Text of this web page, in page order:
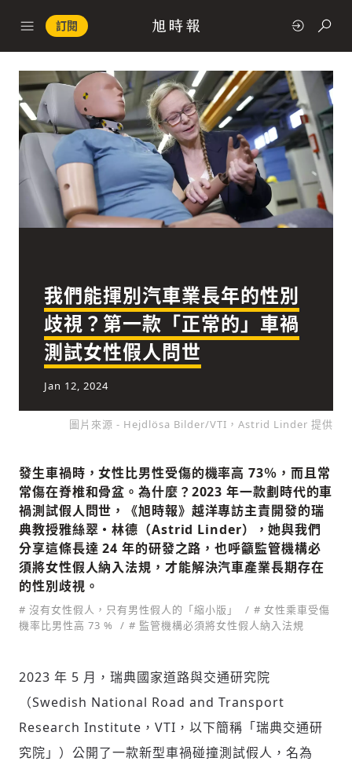
訂閱
快速連結
政治
經濟
科技
社會
人文
我們能揮別汽車業長年的性別
歧視？第一款「正常的」車禍
測試女性假人問世
Jan 12, 2024
圖片來源 - Hejdlösa Bilder/VTI，Astrid Linder 提供
發生車禍時，女性比男性受傷的機率高 73％，而且常
常傷在脊椎和骨盆。為什麼？2023 年一款劃時代的車
禍測試假人問世，《旭時報》越洋專訪主責開發的瑞
典教授雅絲翠・林德（Astrid Linder），她與我們
分享這條長達 24 年的研發之路，也呼籲監管機構必
須將女性假人納入法規，才能解決汽車產業長期存在
的性別歧視。
# 沒有女性假人，只有男性假人的「縮小版」
# 女性乘車受傷
機率比男性高 73 %
# 監管機構必須將女性假人納入法規
2023 年 5 月，瑞典國家道路與交通研究院
（Swedish National Road and Transport
Research Institute，VTI，以下簡稱「瑞典交通研
究院」）公開了一款新型車禍碰撞測試假人，名為